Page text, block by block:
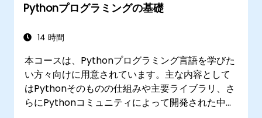
Pythonプログラミングの基礎
14 時間
本コースは、Pythonプログラミング言語を学びた
い方々向けに用意されています。主な内容として
はPythonそのものの仕組みや主要ライブラリ、さ
らにPythonコミュニティによって開発された中か